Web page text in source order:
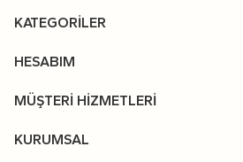
KATEGORİLER
HESABIM
MÜŞTERİ HİZMETLERİ
KURUMSAL